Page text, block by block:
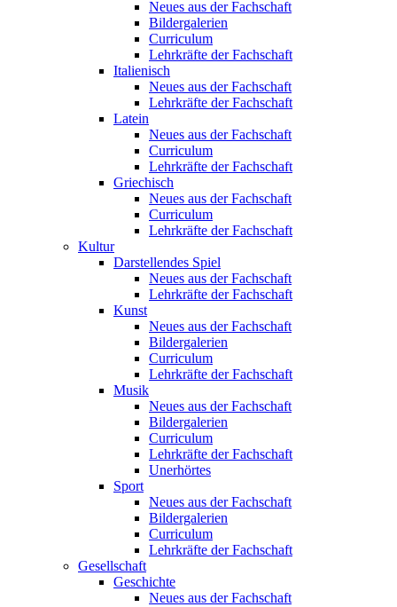
Neues aus der Fachschaft
Bildergalerien
Curriculum
Lehrkräfte der Fachschaft
Italienisch
Neues aus der Fachschaft
Lehrkräfte der Fachschaft
Latein
Neues aus der Fachschaft
Curriculum
Lehrkräfte der Fachschaft
Griechisch
Neues aus der Fachschaft
Curriculum
Lehrkräfte der Fachschaft
Kultur
Darstellendes Spiel
Neues aus der Fachschaft
Lehrkräfte der Fachschaft
Kunst
Neues aus der Fachschaft
Bildergalerien
Curriculum
Lehrkräfte der Fachschaft
Musik
Neues aus der Fachschaft
Bildergalerien
Curriculum
Lehrkräfte der Fachschaft
Unerhörtes
Sport
Neues aus der Fachschaft
Bildergalerien
Curriculum
Lehrkräfte der Fachschaft
Gesellschaft
Geschichte
Neues aus der Fachschaft